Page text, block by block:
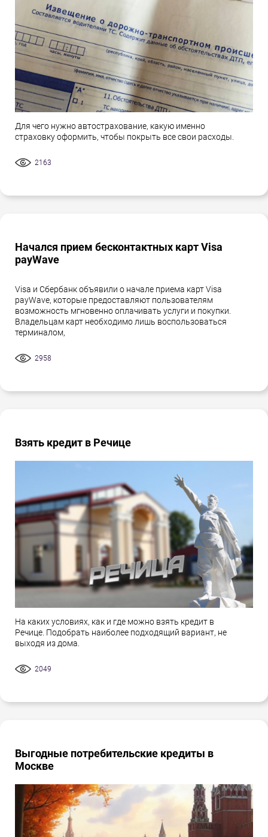
Для чего нужно автострахование, какую именно
страховку оформить, чтобы покрыть все свои расходы.
2163
Начался прием бесконтактных карт Visa
payWave
Visa и Сбербанк объявили о начале приема карт Visa
payWave, которые предоставляют пользователям
возможность мгновенно оплачивать услуги и покупки.
Владельцам карт необходимо лишь воспользоваться
терминалом,
2958
Взять кредит в Речице
На каких условиях, как и где можно взять кредит в
Речице. Подобрать наиболее подходящий вариант, не
выходя из дома.
2049
Выгодные потребительские кредиты в
Москве